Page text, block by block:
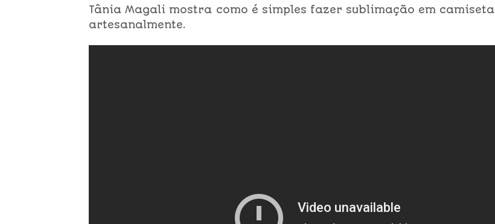
Tânia Magali mostra como é simples fazer sublimação em camiseta
artesanalmente.